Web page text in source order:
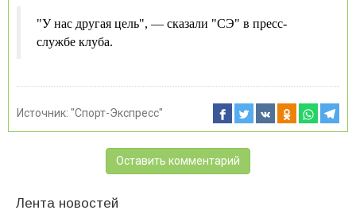
"У нас другая цель", — сказали "СЭ" в пресс-
службе клуба.
Источник: "Спорт-Экспресс"
Оставить комментарий
Лента новостей